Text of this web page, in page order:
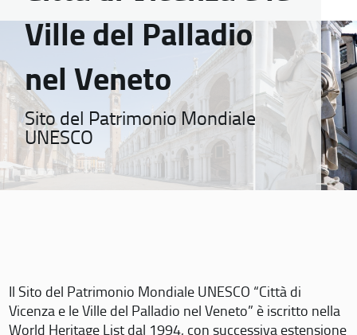
Ville del Palladio
nel Veneto
Sito del Patrimonio Mondiale
UNESCO
Il Sito del Patrimonio Mondiale UNESCO “Città di
Vicenza e le Ville del Palladio nel Veneto” è iscritto nella
World Heritage List dal 1994, con successiva estensione